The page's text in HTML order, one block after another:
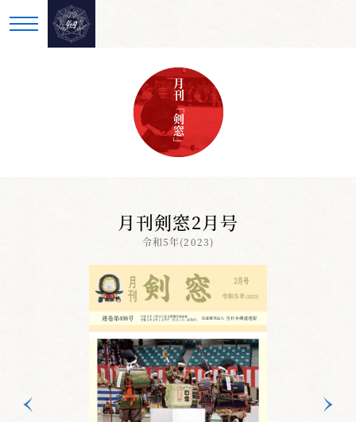
月刊「剣窓」
月刊剣窓2月号
令和5年(2023)